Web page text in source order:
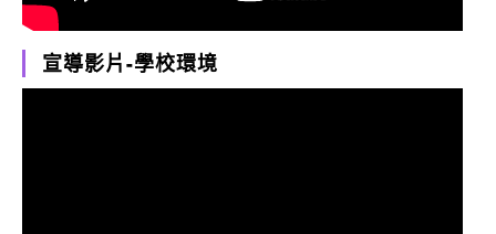
宣導影片-學校環境